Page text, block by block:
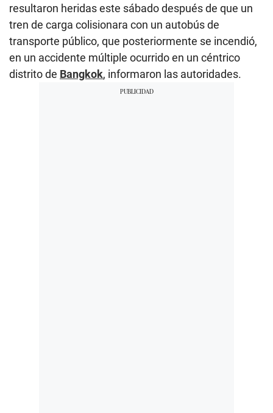
resultaron heridas este sábado después de que un
tren de carga colisionara con un autobús de
transporte público, que posteriormente se incendió,
en un accidente múltiple ocurrido en un céntrico
distrito de Bangkok, informaron las autoridades.